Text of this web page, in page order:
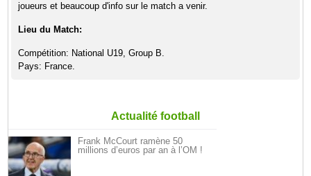
joueurs et beaucoup d'info sur le match a venir.
Lieu du Match:
Compétition: National U19, Group B.
Pays: France.
Actualité football
Frank McCourt ramène 50
millions d’euros par an à l’OM !